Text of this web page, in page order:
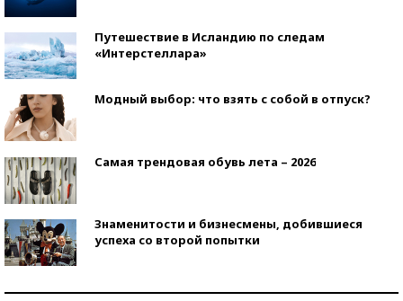
Путешествие в Исландию по следам
«Интерстеллара»
Модный выбор: что взять с собой в отпуск?
Самая трендовая обувь лета – 2026
Знаменитости и бизнесмены, добившиеся
успеха со второй попытки